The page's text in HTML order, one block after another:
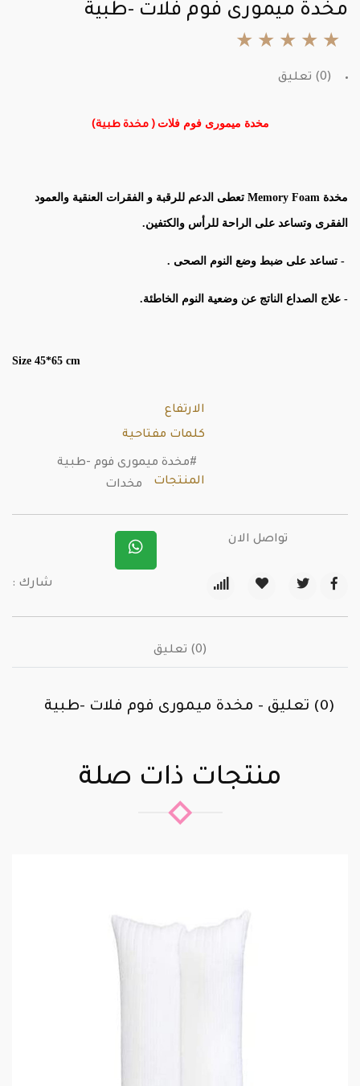
مخدة ميمورى فوم فلات -طبية
★
★
★
★
★
(0) تعليق
مخدة ميمورى فوم فلات ( مخدة طبية)
مخدة Memory Foam تعطى الدعم للرقبة و الفقرات العنقية والعمود
الفقرى وتساعد على الراحة للرأس والكتفين.
- تساعد على ضبط وضع النوم الصحى .
- علاج الصداع الناتج عن وضعية النوم الخاطئة.
Size 45*65 cm
الارتفاع
كلمات مفتاحية
#مخدة ميمورى فوم -طبية
المنتجات
مخدات
تواصل الان
شارك :
(0) تعليق
(0) تعليق - مخدة ميمورى فوم فلات -طبية
منتجات ذات صلة